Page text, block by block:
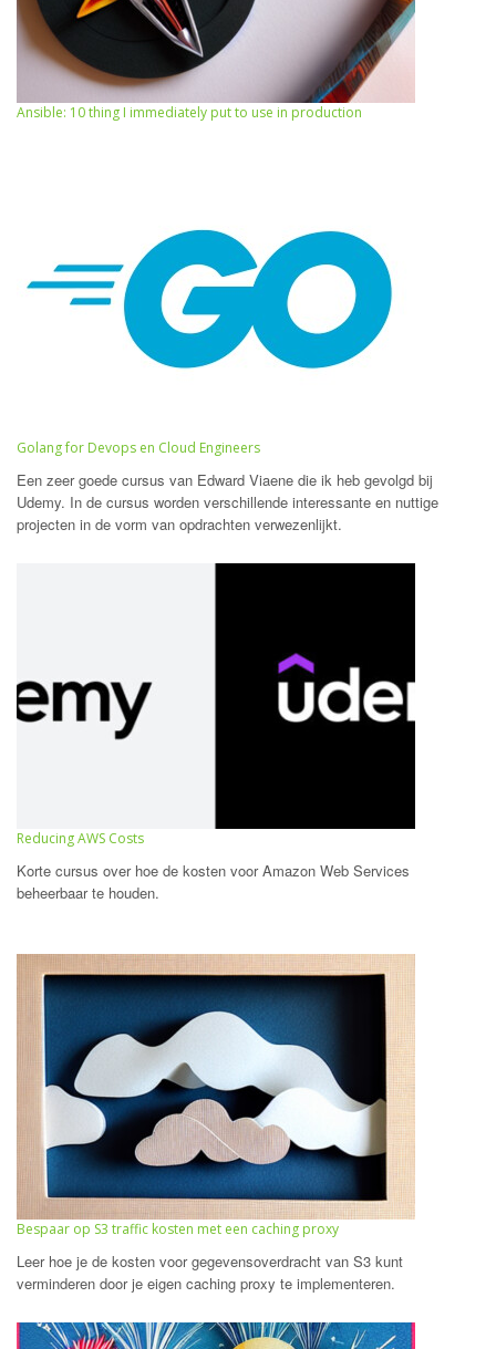
Ansible: 10 thing I immediately put to use in production
Golang for Devops en Cloud Engineers
Een zeer goede cursus van Edward Viaene die ik heb gevolgd bij
Udemy. In de cursus worden verschillende interessante en nuttige
projecten in de vorm van opdrachten verwezenlijkt.
Reducing AWS Costs
Korte cursus over hoe de kosten voor Amazon Web Services
beheerbaar te houden.
Bespaar op S3 traffic kosten met een caching proxy
Leer hoe je de kosten voor gegevensoverdracht van S3 kunt
verminderen door je eigen caching proxy te implementeren.